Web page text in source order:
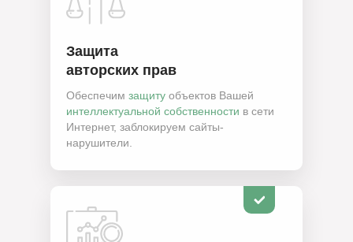
Защита
авторских прав
Обеспечим защиту объектов Вашей
интеллектуальной собственности в сети
Интернет, заблокируем сайты-
нарушители.